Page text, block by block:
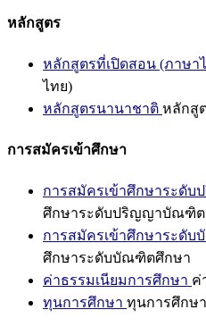
หลักสูตร
หลักสูตรที่เปิดสอน (ภาษา
ไทย)
หลักสูตรนานาชาติ หลักสู
การสมัครเข้าศึกษา
การสมัครเข้าศึกษาระดั
ศึกษาระดับปริญญาบัณฑิต
การสมัครเข้าศึกษาระดั
ศึกษาระดับบัณฑิตศึกษา
ค่าธรรมเนียมการศึกษา ค่
ทุนการศึกษา ทุนการศึกษา